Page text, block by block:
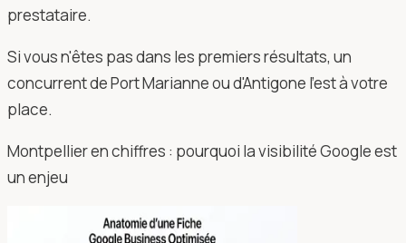
prestataire.
Si vous n'êtes pas dans les premiers résultats, un
concurrent de Port Marianne ou d'Antigone l'est à votre
place.
Montpellier en chiffres : pourquoi la visibilité Google est
un enjeu